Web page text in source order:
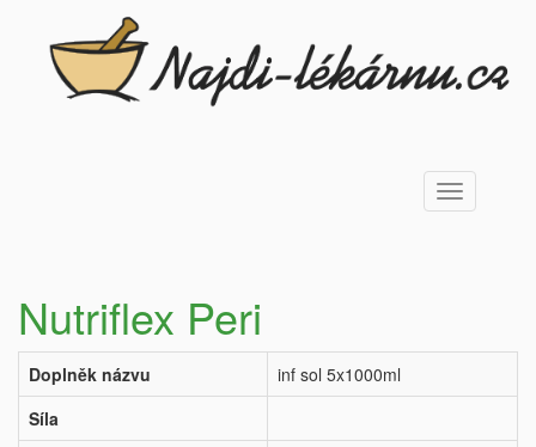
Toggle
navigation
Nutriflex Peri
Doplněk názvu
inf sol 5x1000ml
Síla